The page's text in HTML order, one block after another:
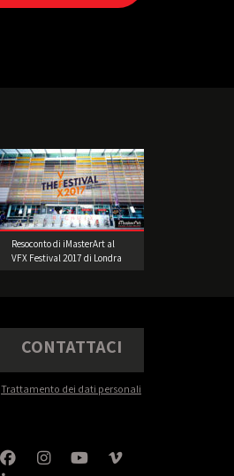
Resoconto di iMasterArt al
VFX Festival 2017 di Londra
CONTATTACI
Trattamento dei dati personali